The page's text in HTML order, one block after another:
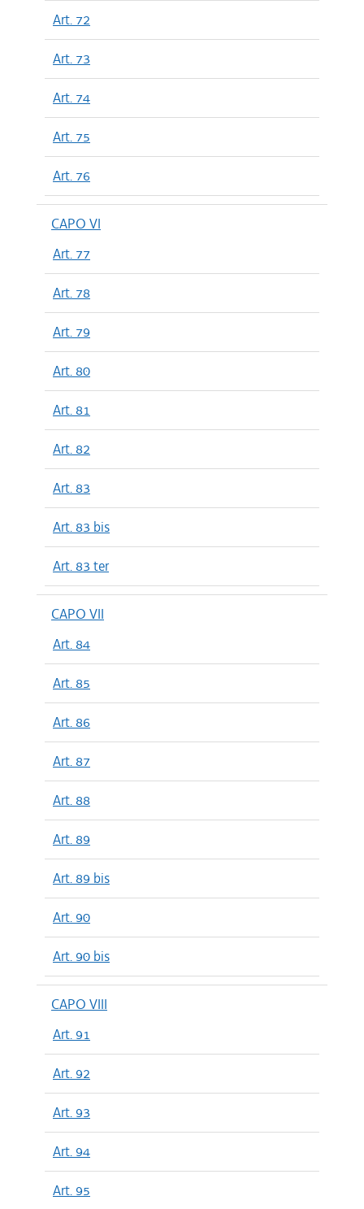
Art. 72
Art. 73
Art. 74
Art. 75
Art. 76
CAPO VI
Art. 77
Art. 78
Art. 79
Art. 80
Art. 81
Art. 82
Art. 83
Art. 83 bis
Art. 83 ter
CAPO VII
Art. 84
Art. 85
Art. 86
Art. 87
Art. 88
Art. 89
Art. 89 bis
Art. 90
Art. 90 bis
CAPO VIII
Art. 91
Art. 92
Art. 93
Art. 94
Art. 95